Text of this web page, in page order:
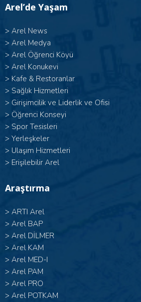
Arel’de Yaşam
> Arel News
> Arel Medya
> Arel Öğrenci Köyü
> Arel Konukevi
> Kafe & Restoranlar
> Sağlık Hizmetleri
> Girişimcilik ve Liderlik ve Ofisi
> Öğrenci Konseyi
> Spor Tesisleri
> Yerleşkeler
> Ulaşım Hizmetleri
> Erişilebilir Arel
Araştırma
> ARTI Arel
> Arel BAP
> Arel DİLMER
> Arel KAM
> Arel MED-I
> Arel PAM
> Arel PRO
> Arel POTKAM